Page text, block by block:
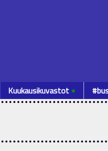
Kuukausikuvastot٭